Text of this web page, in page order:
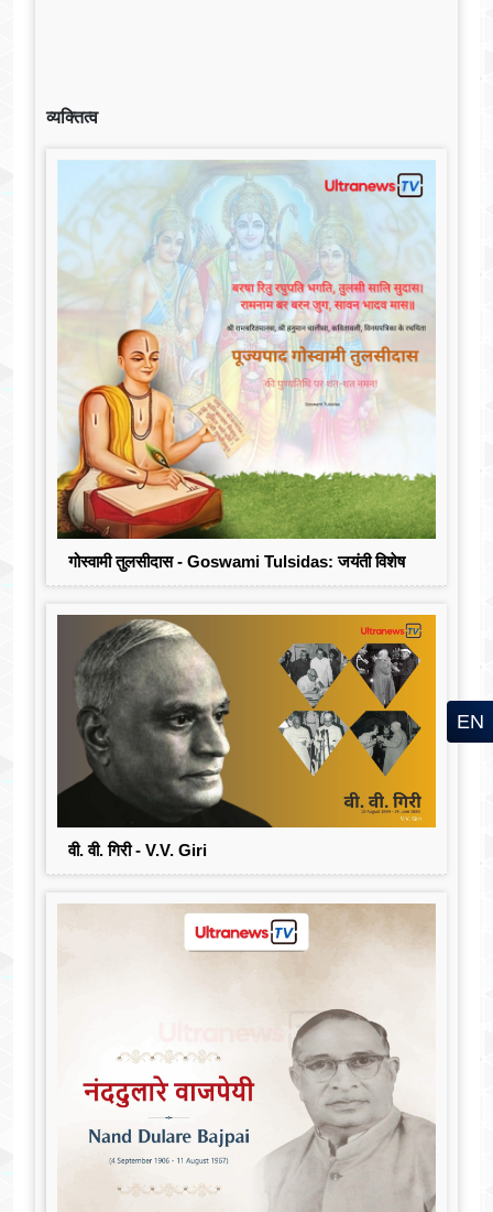
व्यक्तित्व
गोस्वामी तुलसीदास - Goswami Tulsidas: जयंती विशेष
वी. वी. गिरी - V.V. Giri
EN